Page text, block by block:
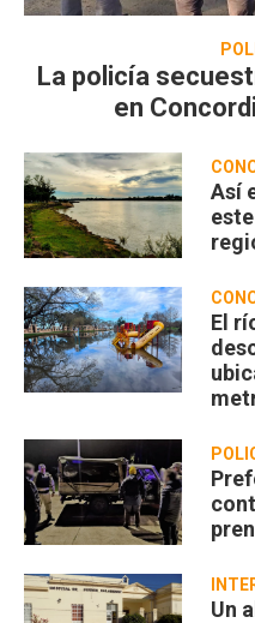
La policía
en
Así
El
Un